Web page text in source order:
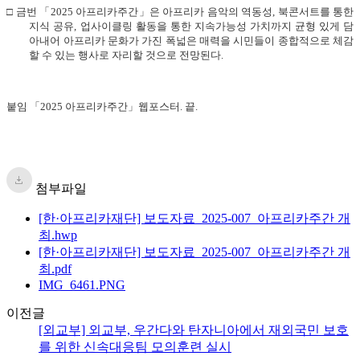
□ 금번 「 2025 아프리카주간 」 은 아프리카 음악의 역동성, 북콘서트를 통한
지식 공유, 업사이클링 활동을 통한 지속가능성 가치까지 균형 있게 담
아내어 아프리카 문화가 가진 폭넓은 매력을 시민들이 종합적으로 체감
할 수 있는 행사로 자리할 것으로 전망된다.
붙임 「 2025 아프리카주간 」 웹포스터 . 끝.
첨부파일
[한·아프리카재단] 보도자료_2025-007_아프리카주간 개
최.hwp
[한·아프리카재단] 보도자료_2025-007_아프리카주간 개
최.pdf
IMG_6461.PNG
이전글
[외교부] 외교부, 우간다와 탄자니아에서 재외국민 보호
를 위한 신속대응팀 모의훈련 실시